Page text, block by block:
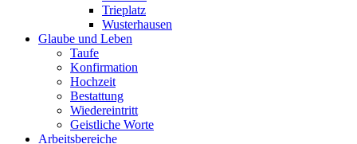
Trieplatz
Wusterhausen
Glaube und Leben
Taufe
Konfirmation
Hochzeit
Bestattung
Wiedereintritt
Geistliche Worte
Arbeitsbereiche